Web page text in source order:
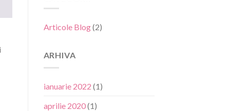
Articole Blog(2)
ARHIVA
ianuarie 2022 (1)
aprilie 2020(1)